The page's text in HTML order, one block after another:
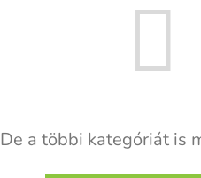
De a többi kategóriát is